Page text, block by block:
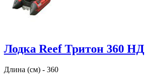
Лодка Reef Тритон 360 НД
Длина (см) - 360